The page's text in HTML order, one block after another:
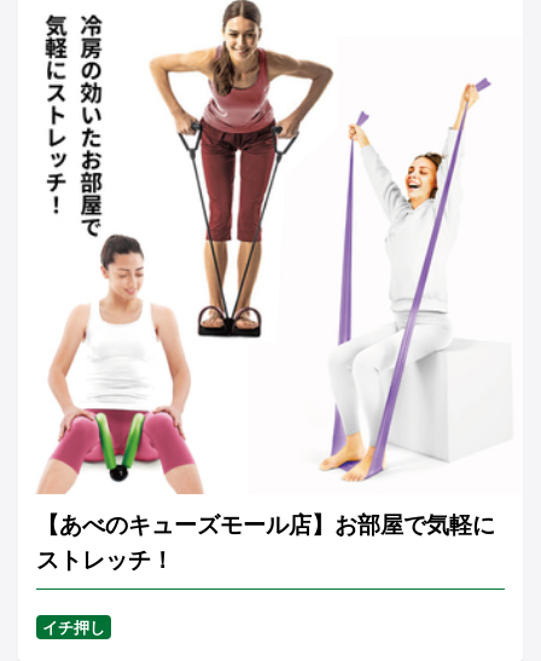
【あべのキューズモール店】お部屋で気軽に
ストレッチ！
イチ押し